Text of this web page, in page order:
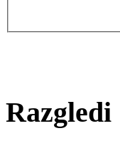
Razgledi